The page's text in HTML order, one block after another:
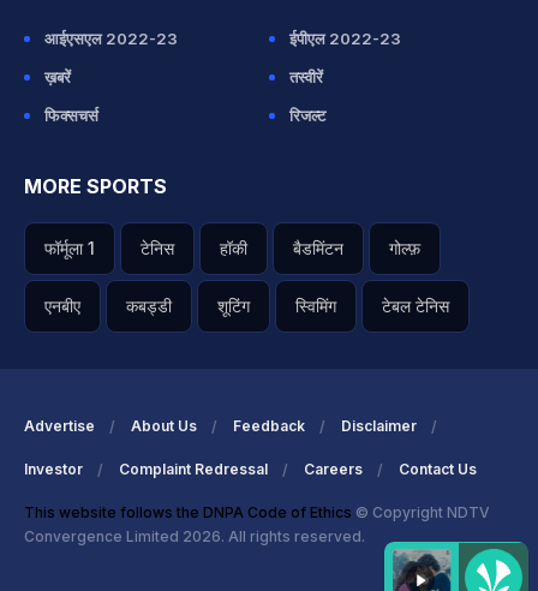
आईएसएल 2022-23
ईपीएल 2022-23
ख़बरें
तस्वीरें
फिक्सचर्स
रिजल्ट
MORE SPORTS
फॉर्मूला 1 टेनिस हॉकी बैडमिंटन गोल्फ़
एनबीए कबड्डी शूटिंग स्विमिंग टेबल टेनिस
Advertise About Us Feedback Disclaimer
Investor Complaint Redressal Careers Contact Us
This website follows the DNPA Code of Ethics © Copyright NDTV
Convergence Limited 2026. All rights reserved.